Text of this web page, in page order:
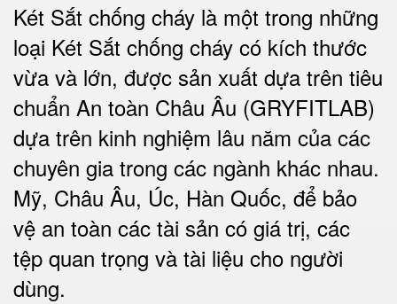
Két Sắt chống cháy là một trong những
loại Két Sắt chống cháy có kích thước
vừa và lớn, được sản xuất dựa trên tiêu
chuẩn An toàn Châu Âu (GRYFITLAB)
dựa trên kinh nghiệm lâu năm của các
chuyên gia trong các ngành khác nhau.
Mỹ, Châu Âu, Úc, Hàn Quốc, để bảo
vệ an toàn các tài sản có giá trị, các
tệp quan trọng và tài liệu cho người
dùng.